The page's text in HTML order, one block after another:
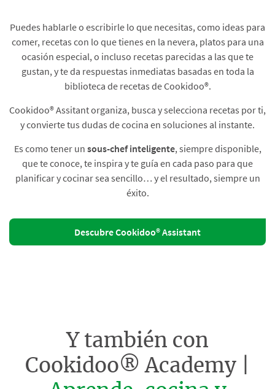
Puedes hablarle o escribirle lo que necesitas, como ideas para
comer, recetas con lo que tienes en la nevera, platos para una
ocasión especial, o incluso recetas parecidas a las que te
gustan, y te da respuestas inmediatas basadas en toda la
biblioteca de recetas de Cookidoo®.​
Cookidoo® Assitant organiza, busca y selecciona recetas por ti,
y convierte tus dudas de cocina en soluciones al instante.​
Es como tener un sous-chef inteligente, siempre disponible,
que te conoce, te inspira y te guía en cada paso para que
planificar y cocinar sea sencillo… y el resultado, siempre un
éxito.
Descubre Cookidoo® Assistant
Y también con
Cookidoo® Academy |